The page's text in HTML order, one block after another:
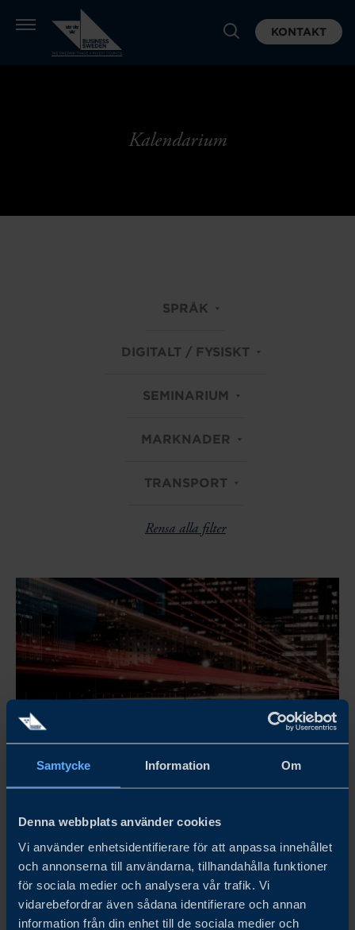
Samtycke Information Om
Denna webbplats använder cookies
Vi använder enhetsidentifierare för att anpassa innehållet
och annonserna till användarna, tillhandahålla funktioner
för sociala medier och analysera vår trafik. Vi
vidarebefordrar även sådana identifierare och annan
information från din enhet till de sociala medier och
KONTAKT
Kalendarium
SPRÅK
DIGITALT / FYSISKT
SEMINARIUM
MARKNADER
TRANSPORT
Rensa alla filter
nov. 03 - nov. 04, 2026
LOGISTIK & TRANSPORT
Business Sweden är samarbetspartner till Svenska Mässan,
där Logistik & Transport arrangeras den 3–4 november
2026 i Göteborg. Business Sweden kommer att bidra med
omvärldsanalys med fokus på handel och export.